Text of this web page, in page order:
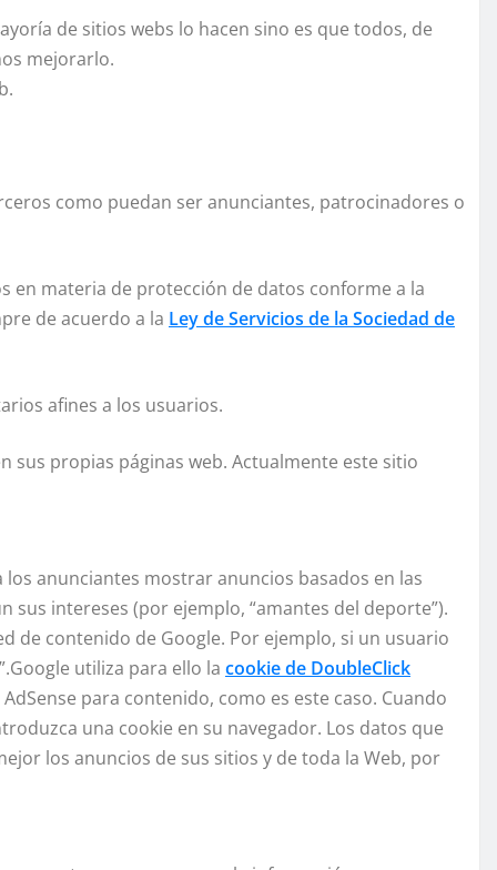
de sitios webs lo hacen sino es que todos, de
mejorarlo.
como puedan ser anunciantes, patrocinadores o
en materia de protección de datos conforme a la
de acuerdo a la Ley de Servicios de la Sociedad de
afines a los usuarios.
sus propias páginas web. Actualmente este sitio
anunciantes mostrar anuncios basados en las
intereses (por ejemplo, “amantes del deporte”).
de contenido de Google. Por ejemplo, si un usuario
utiliza para ello la cookie de DoubleClick
para contenido, como es este caso. Cuando
una cookie en su navegador. Los datos que
los anuncios de sus sitios y de toda la Web, por